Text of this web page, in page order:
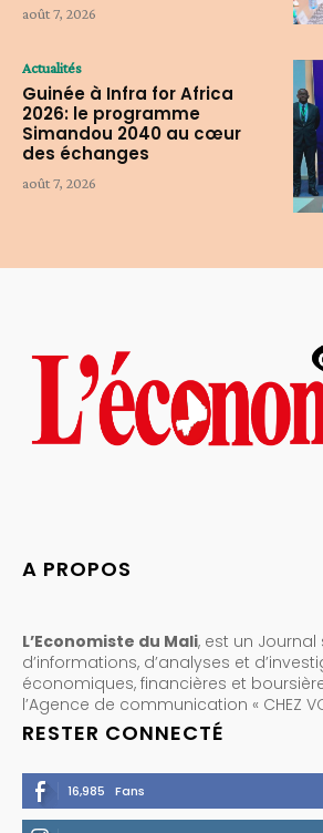
août 7, 2026
Actualités
Guinée à Infra for Africa
2026: le programme
Simandou 2040 au cœur
des échanges
août 7, 2026
A PROPOS
L’Economiste du Mali, est un
d’informations, d’analyses et
économiques, financières et
l’Agence de communication « CHEZ
RESTER CONNECTÉ
16,985 Fans